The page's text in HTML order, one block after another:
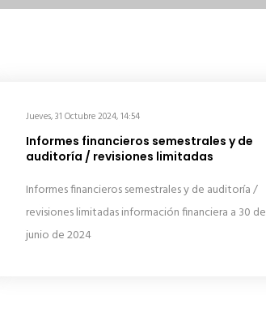
Jueves, 31 Octubre 2024, 14:54
Informes financieros semestrales y de
auditoría / revisiones limitadas
Informes financieros semestrales y de auditoría /
revisiones limitadas información financiera a 30 de
junio de 2024